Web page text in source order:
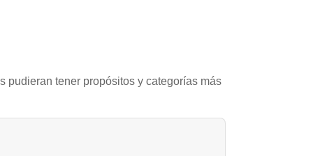
pudieran tener propósitos y categorías más